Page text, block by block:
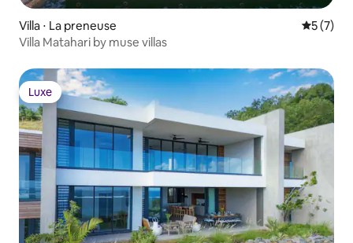
Villa ⋅ La preneuse
5 (7)
Villa Matahari by muse villas
Luxe
Luxe